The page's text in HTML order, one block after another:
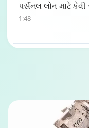
પર્સનલ લોન માટે
1:48